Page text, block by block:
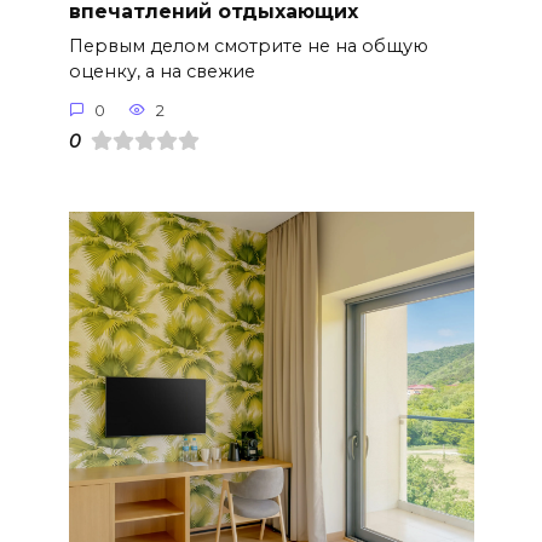
впечатлений отдыхающих
Первым делом смотрите не на общую
оценку, а на свежие
0 2
0